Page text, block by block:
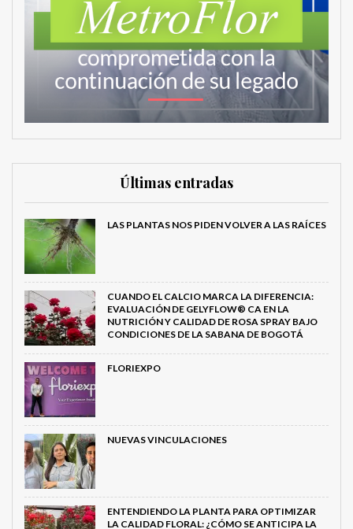
Últimas entradas
LAS PLANTAS NOS PIDEN VOLVER A LAS RAÍCES
CUANDO EL CALCIO MARCA LA DIFERENCIA:
EVALUACIÓN DE GELYFLOW® CA EN LA
NUTRICIÓN Y CALIDAD DE ROSA SPRAY BAJO
CONDICIONES DE LA SABANA DE BOGOTÁ
FLORIEXPO
NUEVAS VINCULACIONES
ENTENDIENDO LA PLANTA PARA OPTIMIZAR
LA CALIDAD FLORAL: ¿CÓMO SE ANTICIPA LA